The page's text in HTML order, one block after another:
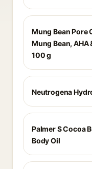
Mung Bean Pore
Mung Bean, AHA
100 g
Neutrogena
Palmer S Cocoa
Body Oil